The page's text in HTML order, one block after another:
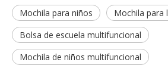
Mochila para niños
Mochila para
Bolsa de escuela multifuncional
Mochila de niños multifuncional